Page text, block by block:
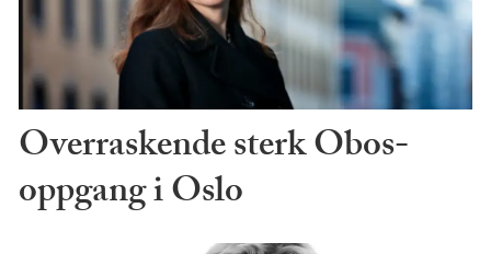
Overraskende sterk Obos-
oppgang i Oslo